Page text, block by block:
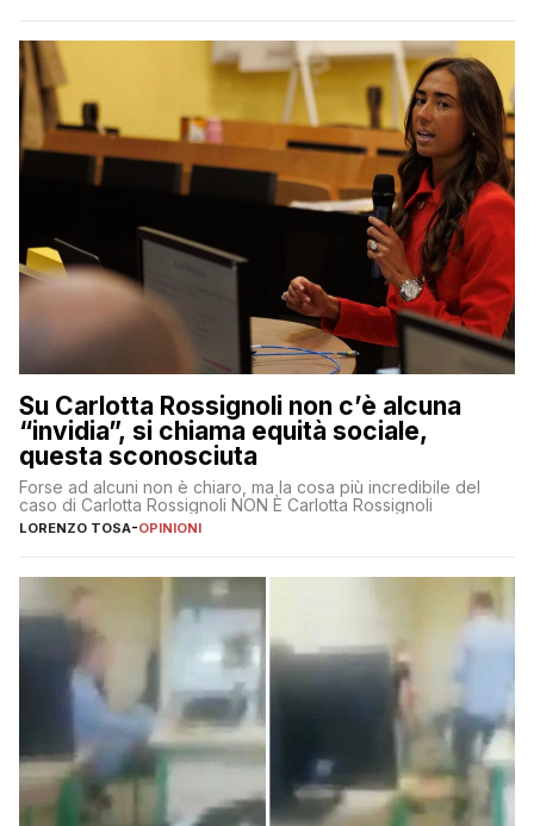
Su Carlotta Rossignoli non c’è alcuna
“invidia”, si chiama equità sociale,
questa sconosciuta
Forse ad alcuni non è chiaro, ma la cosa più incredibile del
caso di Carlotta Rossignoli NON È Carlotta Rossignoli
LORENZO TOSA-OPINIONI